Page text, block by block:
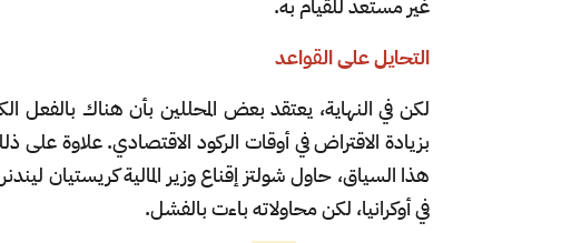
غير مستعد للقيام به.
التحايل على القواعد
لكن في النهاية، يعتقد بعض المحللين بأن هناك بالفعل
بزيادة الاقتراض في أوقات الركود الاقتصادي. علاوة
هذا السياق، حاول شولتز إقناع وزير المالية كريستيان
في أوكرانيا، لكن محاولاته باءت بالفشل.